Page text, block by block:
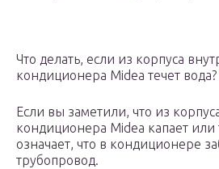
Что делать, если из корпуса
кондиционера Midea течет вода?
Если вы заметили, что из
кондиционера Midea капает или
означает, что в кондиционере
трубопровод.